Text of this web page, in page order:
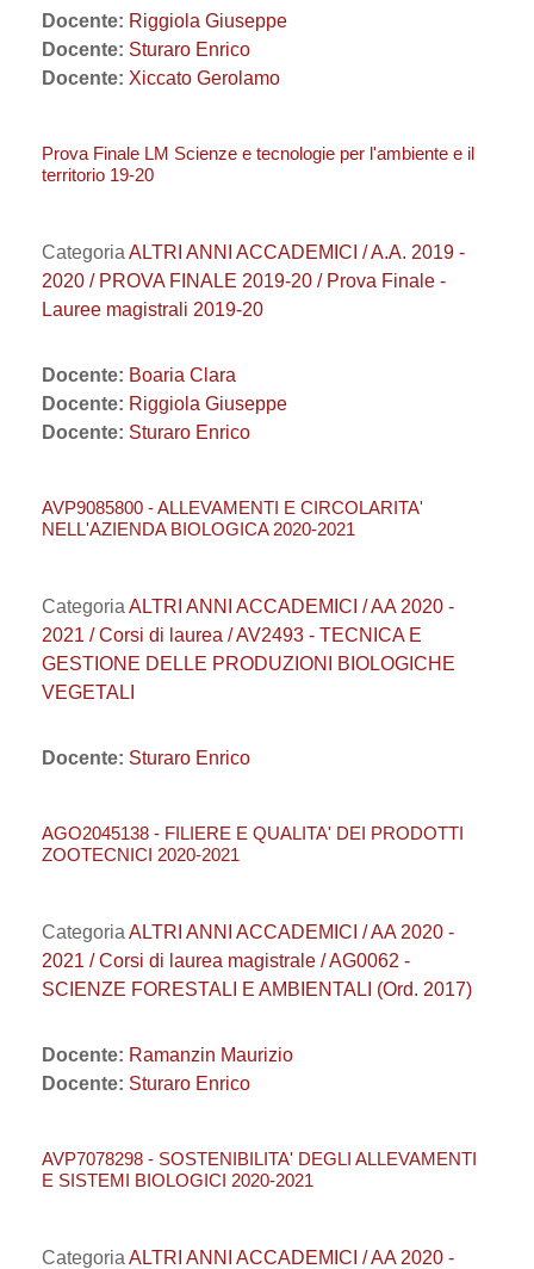
Docente: Riggiola Giuseppe
Docente: Sturaro Enrico
Docente: Xiccato Gerolamo
Prova Finale LM Scienze e tecnologie per l'ambiente e il
territorio 19-20
Categoria ALTRI ANNI ACCADEMICI / A.A. 2019 -
2020 / PROVA FINALE 2019-20 / Prova Finale -
Lauree magistrali 2019-20
Docente: Boaria Clara
Docente: Riggiola Giuseppe
Docente: Sturaro Enrico
AVP9085800 - ALLEVAMENTI E CIRCOLARITA'
NELL'AZIENDA BIOLOGICA 2020-2021
Categoria ALTRI ANNI ACCADEMICI / AA 2020 -
2021 / Corsi di laurea / AV2493 - TECNICA E
GESTIONE DELLE PRODUZIONI BIOLOGICHE
VEGETALI
Docente: Sturaro Enrico
AGO2045138 - FILIERE E QUALITA' DEI PRODOTTI
ZOOTECNICI 2020-2021
Categoria ALTRI ANNI ACCADEMICI / AA 2020 -
2021 / Corsi di laurea magistrale / AG0062 -
SCIENZE FORESTALI E AMBIENTALI (Ord. 2017)
Docente: Ramanzin Maurizio
Docente: Sturaro Enrico
AVP7078298 - SOSTENIBILITA' DEGLI ALLEVAMENTI
E SISTEMI BIOLOGICI 2020-2021
Categoria ALTRI ANNI ACCADEMICI / AA 2020 -